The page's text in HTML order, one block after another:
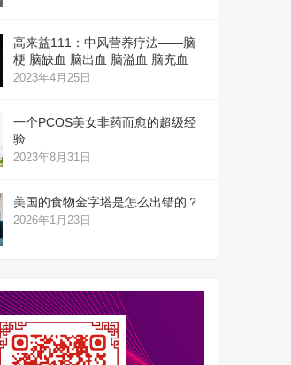
高来益111：中风营养疗法——脑
梗 脑缺血 脑出血 脑溢血 脑充血
2023年4月25日
一个PCOS美女非药而愈的超级经
验
2023年8月31日
美国的食物金字塔是怎么出错的？
2026年1月23日